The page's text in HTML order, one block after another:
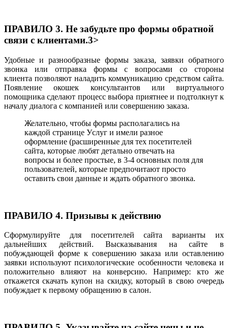
ПРАВИЛО 3. Не забудьте про формы обратной
связи с клиентами.3>
Удобные и разнообразные формы заказа, заявки обратного
звонка или отправка формы с вопросами со стороны
клиента позволяют наладить коммуникацию средством сайта.
Появление окошек консультантов или виртуального
помощника сделают процесс выбора приятнее и подтолкнут к
началу диалога с компанией или совершению заказа.
Желательно, чтобы формы располагались на
каждой странице Уcлуг и имели разное
оформление (расширенные для тех посетителей
сайта, которые любят детально отвечать на
вопросы и более простые, в 3-4 основных поля для
пользователей, которые предпочитают просто
оставить свои данные и ждать обратного звонка.
ПРАВИЛО 4. Призывы к действию
Сформулируйте для посетителей сайта варианты их
дальнейших действий. Высказывания на сайте в
побуждающей форме к совершению заказа или оставлению
заявки используют психологические особенности человека и
положительно влияют на конверсию. Например: кто же
откажется скачать купон на скидку, который в свою очередь
побуждает к первому обращению в салон.